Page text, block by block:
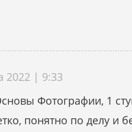
2022 | 9:33
Фотографии, 1
понятно по делу и